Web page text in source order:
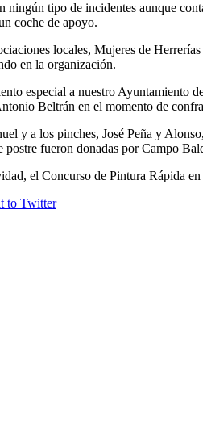
ningún tipo de incidentes aunque
coche de apoyo.
locales, Mujeres de
en la organización.
especial a nuestro Ayuntamiento
Beltrán en el momento de
y a los pinches, José Peña y
postre fueron donadas por Campo
el Concurso de Pintura Rápida